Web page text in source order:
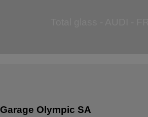
Garage Olympic SA